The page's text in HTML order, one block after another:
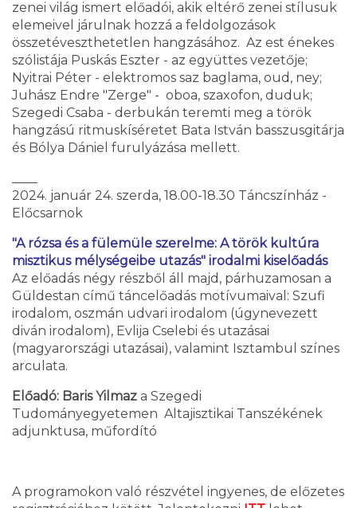
zenei világ ismert előadói, akik eltérő zenei stílusuk
elemeivel járulnak hozzá a feldolgozások
összetéveszthetetlen hangzásához. Az est énekes
szólistája Puskás Eszter - az együttes vezetője;
Nyitrai Péter - elektromos saz baglama, oud, ney;
Juhász Endre "Zerge" - oboa, szaxofon, duduk;
Szegedi Csaba - derbukán teremti meg a török
hangzású ritmuskíséretet Bata István basszusgitárja
és Bólya Dániel furulyázása mellett.
2024. január 24. szerda, 18.00-18.30 Táncszínház -
Előcsarnok
"A rózsa és a fülemüle szerelme: A török kultúra
misztikus mélységeibe utazás" irodalmi kiselőadás
Az előadás négy részből áll majd, párhuzamosan a
Güldestan című táncelőadás motívumaival: Szufi
irodalom, oszmán udvari irodalom (úgynevezett
diván irodalom), Evlija Cselebi és utazásai
(magyarországi utazásai), valamint Isztambul színes
arculata.
Előadó: Baris Yilmaz a Szegedi
Tudományegyetemen Altajisztikai Tanszékének
adjunktusa, műfordító
A programokon való részvétel ingyenes, de előzetes